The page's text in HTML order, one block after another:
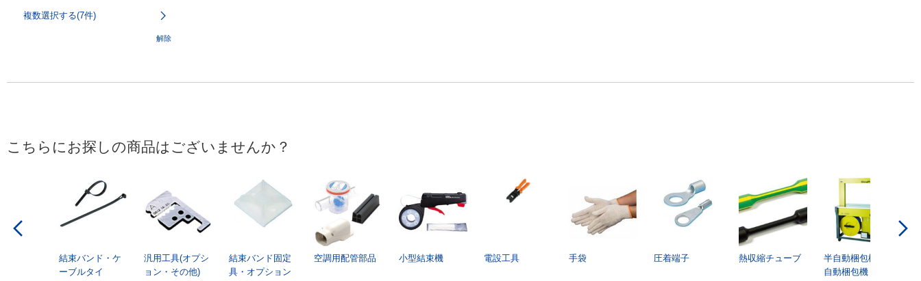
複数選択する(7件)
解除
こちらにお探しの商品はございませんか？
結束バンド・ケ
ーブルタイ
汎用工具(オプシ
ョン・その他)
結束バンド固定
具・オプション
空調用配管部品 小型結束機 電設工具 手袋 圧着端子 熱収縮チューブ
半自動梱包機・
自動梱包機